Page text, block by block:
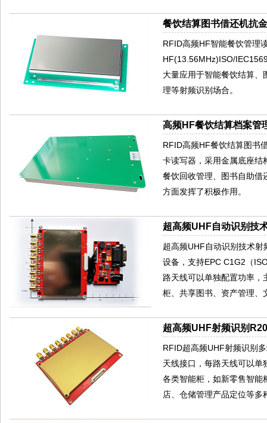
餐饮结算图书借还机抗
RFID高频HF智能餐饮管理
HF(13.56MHz)ISO/
大量应用于智能餐饮结算
理等射频识别场合。
高频HF餐饮结算档案管
RFID高频HF餐饮结算图书
卡读写器，采用金属底座结
餐饮回收管理、图书自助借
方面发挥了积极作用。
超高频UHF自动识别技
超高频UHF自动识别技术
设备，支持EPC C1G2（
路天线可以单独配置功率
柜、共享图书、资产管理、
超高频UHF射频识别
RFID超高频UHF射频识别
天线接口，每路天线可以
各类智能柜，如新零售智能
店、仓储管理产品定位等